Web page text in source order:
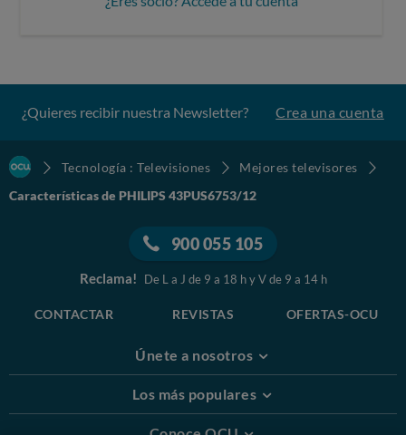
¿Quieres recibir nuestra Newsletter? Crea una cuenta
Tecnología : Televisiones
Mejores televisores
Características de PHILIPS 43PUS6753/12
900 055 105
Reclama! De L a J de 9 a 18 h y V de 9 a 14 h
CONTACTAR REVISTAS OFERTAS-OCU
Únete a nosotros
Los más populares